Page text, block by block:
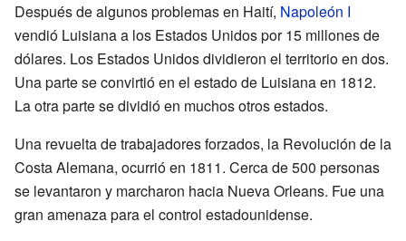
Después de algunos problemas en Haití, Napoleón I
vendió Luisiana a los Estados Unidos por 15 millones de
dólares. Los Estados Unidos dividieron el territorio en dos.
Una parte se convirtió en el estado de Luisiana en 1812.
La otra parte se dividió en muchos otros estados.
Una revuelta de trabajadores forzados, la Revolución de la
Costa Alemana, ocurrió en 1811. Cerca de 500 personas
se levantaron y marcharon hacia Nueva Orleans. Fue una
gran amenaza para el control estadounidense.